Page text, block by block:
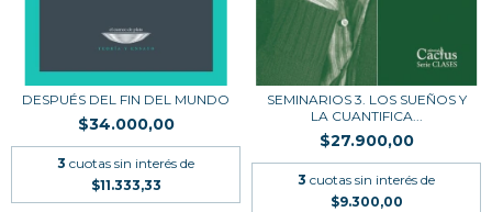
DESPUÉS DEL FIN DEL MUNDO
$34.000,00
3 cuotas sin interés de
$11.333,33
SEMINARIOS 3. LOS SUEÑOS Y
LA CUANTIFICA...
$27.900,00
3 cuotas sin interés de
$9.300,00